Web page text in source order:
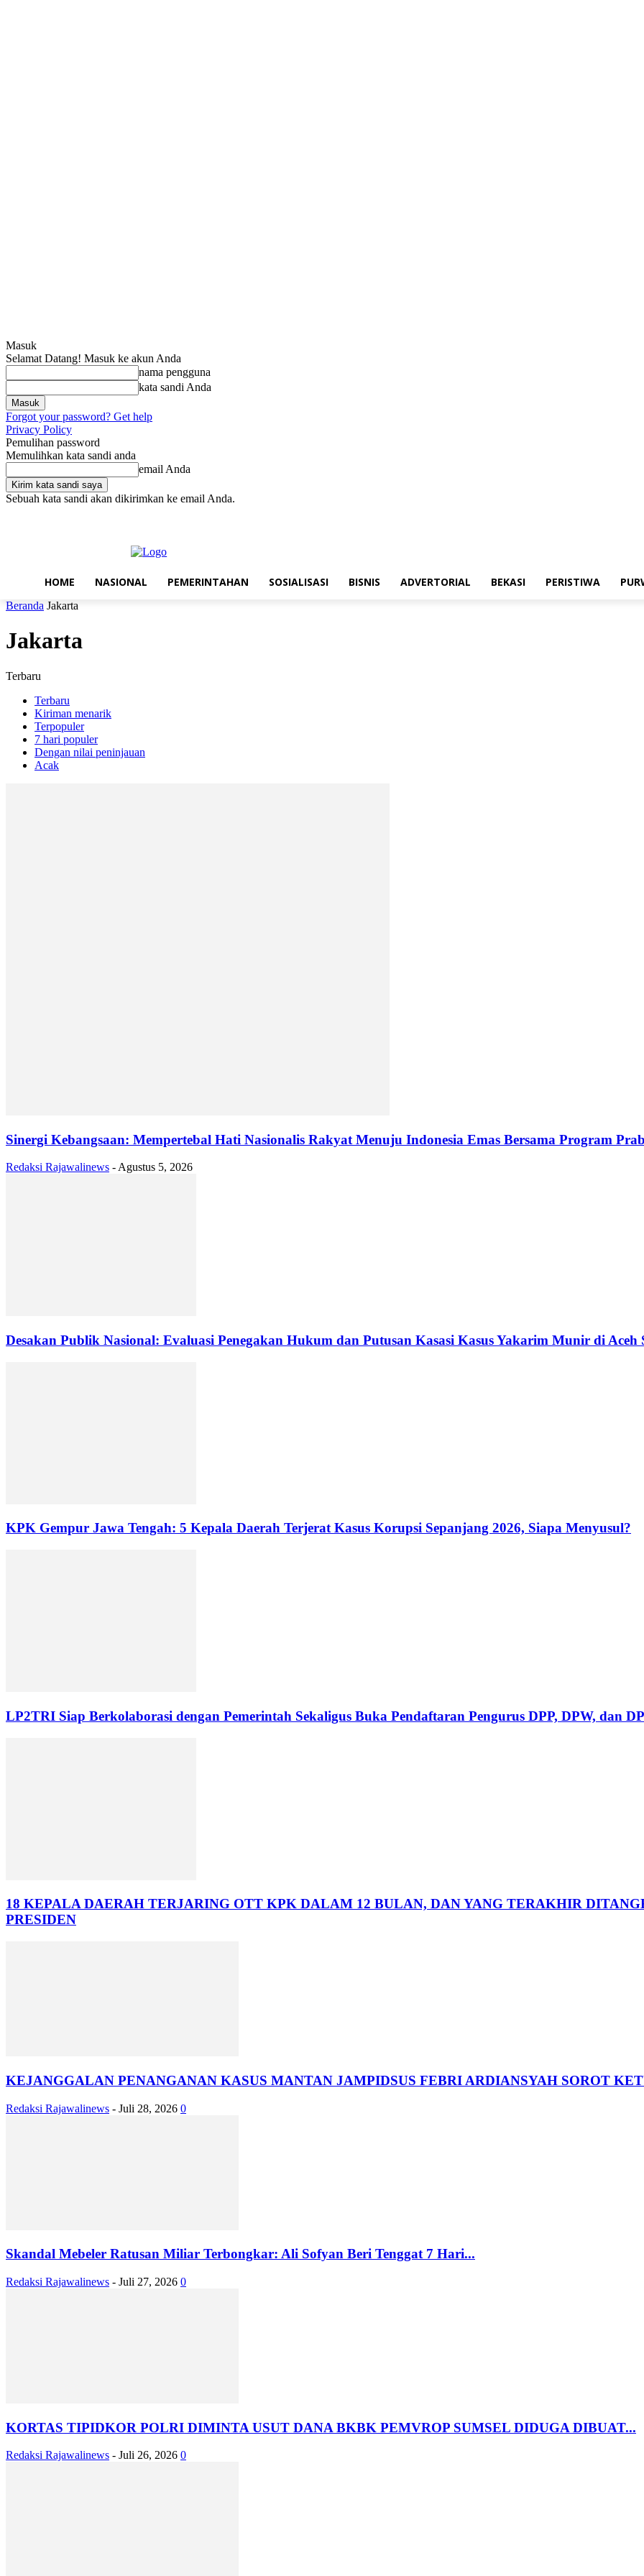
Masuk
Selamat Datang! Masuk ke akun Anda
nama pengguna
kata sandi Anda
Forgot your password? Get help
Privacy Policy
Pemulihan password
Memulihkan kata sandi anda
email Anda
Sebuah kata sandi akan dikirimkan ke email Anda.
HOME NASIONAL PEMERINTAHAN SOSIALISASI BISNIS ADVERTORIAL BEKASI PERISTIWA
Beranda Jakarta
Jakarta
Terbaru
Terbaru
Kiriman menarik
Terpopuler
7 hari populer
Dengan nilai peninjauan
Acak
Sinergi Kebangsaan: Mempertebal Hati Nasionalis Rakyat Menuju Indonesia Emas Bersama Program
Redaksi Rajawalinews - Agustus 5, 2026
Desakan Publik Nasional: Evaluasi Penegakan Hukum dan Putusan Kasasi Kasus Yakarim Munir di Aceh
KPK Gempur Jawa Tengah: 5 Kepala Daerah Terjerat Kasus Korupsi Sepanjang 2026, Siapa Menyusul?
LP2TRI Siap Berkolaborasi dengan Pemerintah Sekaligus Buka Pendaftaran Pengurus DPP, DPW, dan
18 KEPALA DAERAH TERJARING OTT KPK DALAM 12 BULAN, DAN YANG TERAKHIR
PRESIDEN
KEJANGGALAN PENANGANAN KASUS MANTAN JAMPIDSUS FEBRI ARDIANSYAH SOROT
Redaksi Rajawalinews - Juli 28, 2026 0
Skandal Mebeler Ratusan Miliar Terbongkar: Ali Sofyan Beri Tenggat 7 Hari...
Redaksi Rajawalinews - Juli 27, 2026 0
KORTAS TIPIDKOR POLRI DIMINTA USUT DANA BKBK PEMVROP SUMSEL DIDUGA DIBUAT...
Redaksi Rajawalinews - Juli 26, 2026 0